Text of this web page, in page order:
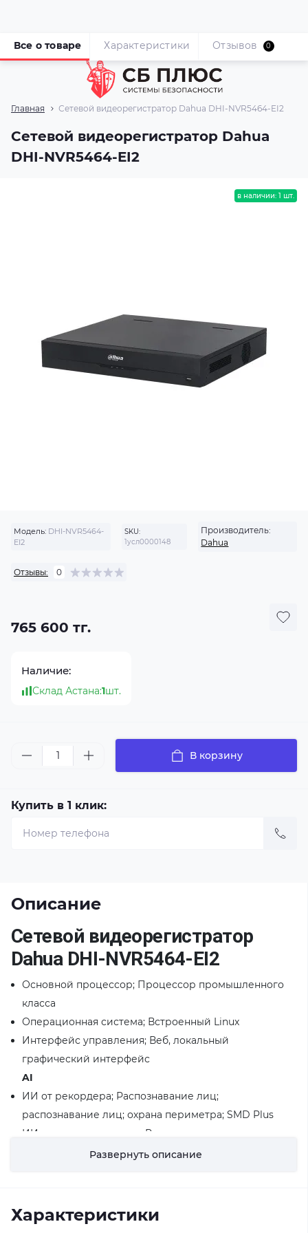
Главная Сетевой видеорегистратор Dahua DHI-NVR5464-EI2
Сетевой видеорегистратор Dahua
DHI-NVR5464-EI2
Все о товаре Характеристики Отзывов 0
в наличии: 1 шт.
Модель: DHI-NVR5464-
EI2
SKU:
1усл0000148
Производитель:
Dahua
Отзывы: 0
765 600 тг.
Наличие:
Склад Астана:1шт.
В корзину
Купить в 1 клик:
Описание
Сетевой видеорегистратор
Dahua DHI-NVR5464-EI2
Основной процессор; Процессор промышленного
класса
Операционная система; Встроенный Linux
Интерфейс управления; Веб, локальный
графический интерфейс
AI
ИИ от рекордера; Распознавание лиц;
распознавание лиц; охрана периметра; SMD Plus
ИИ с помощью камеры; Распознавание лиц;
распознавание лиц; метаданные видео (люди,
стереоанализ; распределение толпы; подсчет людей;
АНПР; плотность транспортных средств; тепловая
Развернуть описание
Характеристики